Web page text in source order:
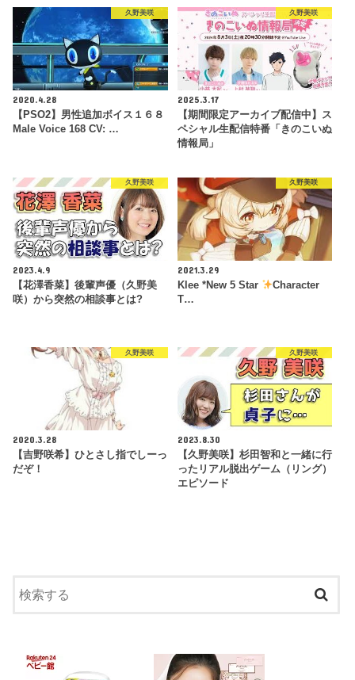
久野美咲
2020.4.28
【PSO2】男性追加ボイス１６８
Male Voice 168 CV: …
久野美咲
2025.3.17
【期間限定アーカイブ配信中】ス
ペシャル生配信特番「きのこいぬ
情報局」
久野美咲
2023.4.9
【花澤香菜】後輩声優（久野美
咲）から突然の相談事とは?
久野美咲
2021.3.29
Klee *New 5 Star
Character
T…
久野美咲
2020.3.28
【吉野咲希】ひとさし指でしーっ
だぞ！
久野美咲
2023.8.30
【久野美咲】杉田智和と一緒に行
ったリアル脱出ゲーム（リング）
エピソード